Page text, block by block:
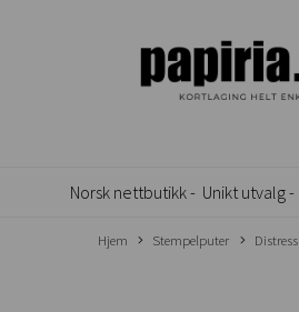
Norsk nettbutikk - Unikt utvalg -
Hjem Stempelputer Distress